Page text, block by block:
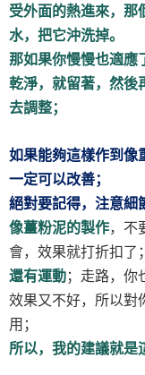
受外面的熱進來，那
水，把它沖洗掉。
那如果你慢慢也適應
乾淨，就留著，然後
去調整；
如果能夠這樣作到像
一定可以改善；
絕對要記得，注意細
像薑粉泥的製作，不
會，效果就打折扣了；
還有運動；走路，你
效果又不好，所以對
用；
所以，我的建議就是